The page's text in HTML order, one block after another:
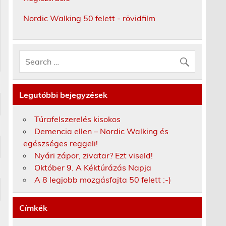
Nordic Walking 50 felett - rövidfilm
Legutóbbi bejegyzések
Túrafelszerelés kisokos
Demencia ellen – Nordic Walking és
egészséges reggeli!
Nyári zápor, zivatar? Ezt viseld!
Október 9. A Kéktúrázás Napja
A 8 legjobb mozgásfajta 50 felett :-)
Címkék